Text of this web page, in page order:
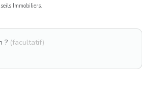
Immobiliers.
? (facultatif)